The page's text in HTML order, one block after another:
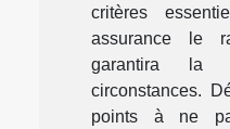
critères
assurance le
garantira la
circonstances.
points à ne